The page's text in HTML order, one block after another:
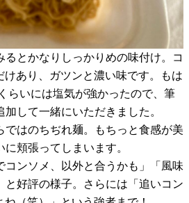
るとかなりしっかりめの味付け。コ
けあり、ガツンと濃い味です。もは
らいには塩気が強かったので、筆
して一緒にいただきました。
ではのちぢれ麺。もちっと食感が美
頬張ってしまいます。
コンソメ、以外と合うかも」「風味
と好評の様子。さらには「追いコン